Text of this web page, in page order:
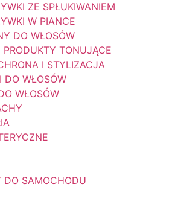
ZE SPŁUKIWANIEM
W PIANCE
DO WŁOSÓW
PRODUKTY TONUJĄCE
I STYLIZACJA
DO WŁOSÓW
WŁOSÓW
DO SAMOCHODU